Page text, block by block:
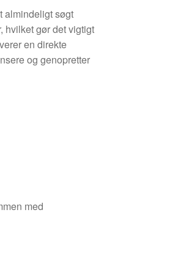
almindeligt søgt
hvilket gør det vigtigt
en direkte
og genopretter
med